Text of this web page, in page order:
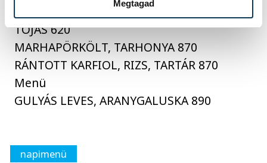
Megtagad
PARAJFŐZELÉK, FŐTT BURGONYA, FŐTT
TOJÁS 620
MARHAPÖRKÖLT, TARHONYA 870
RÁNTOTT KARFIOL, RIZS, TARTÁR 870
Menü
GULYÁS LEVES, ARANYGALUSKA 890
napimenü